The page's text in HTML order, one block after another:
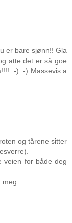
er bare sjønn!! Gla
atte det er så goe
:-) :-) Massevis a
og tårene sitter
veien for både deg
meg